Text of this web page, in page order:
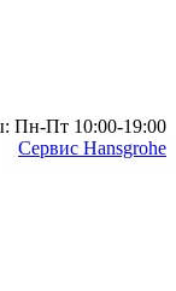
Пн-Пт 10:00-19:00
Сервис Hansgrohe